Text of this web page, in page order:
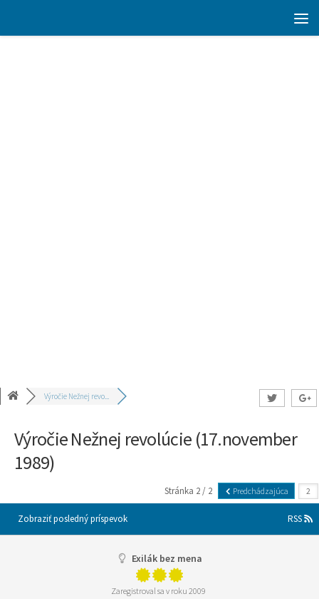
Výročie Nežnej revo...
Výročie Nežnej revolúcie (17.november
1989)
Stránka 2 / 2 Predchádzajúca
Zobraziť posledný príspevok RSS
Exilák bez mena
Zaregistroval sa v roku 2009